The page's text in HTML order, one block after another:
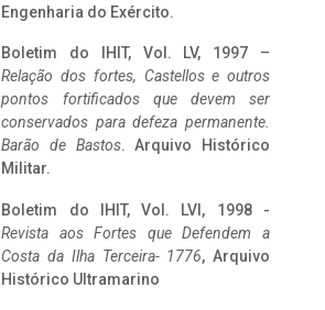
Engenharia do Exército.
Boletim do IHIT, Vol. LV, 1997 –
Relação dos fortes, Castellos e outros
pontos fortificados que devem ser
conservados para defeza permanente.
Barão de Bastos. Arquivo Histórico
Militar.
Boletim do IHIT, Vol. LVI, 1998 -
Revista aos Fortes que Defendem a
Costa da Ilha Terceira- 1776, Arquivo
Histórico Ultramarino